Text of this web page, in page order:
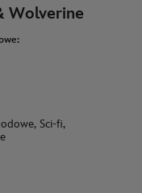
Wolverine
Sci-fi,